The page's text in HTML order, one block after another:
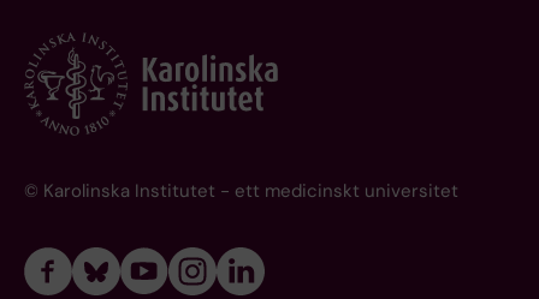
© Karolinska Institutet - ett medicinskt universitet